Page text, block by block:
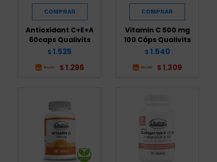
Antioxidant C+E+A
60caps Qualivits
$ 1.525
$ 1.296
Vitamin C 500 mg
100 Cáps Qualivits
$ 1.540
$ 1.309